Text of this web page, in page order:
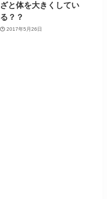
ざと体を大きくしてい
る？？
2017年5月26日